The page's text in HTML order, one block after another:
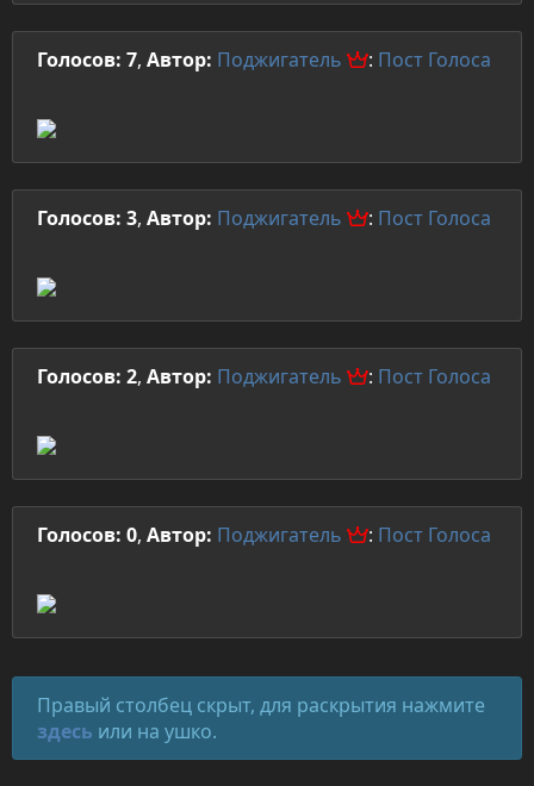
Голосов: 7, Автор: Поджигатель : Пост Голоса
Голосов: 3, Автор: Поджигатель : Пост Голоса
Голосов: 2, Автор: Поджигатель : Пост Голоса
Голосов: 0, Автор: Поджигатель : Пост Голоса
Правый столбец скрыт, для раскрытия нажмите
здесь или на ушко.